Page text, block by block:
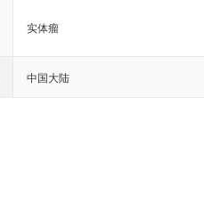
实体瘤
中国大陆